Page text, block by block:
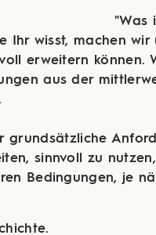
"Was
Ihr wisst, machen
erweitern können.
aus der
grundsätzliche
sinnvoll zu
Bedingungen, je